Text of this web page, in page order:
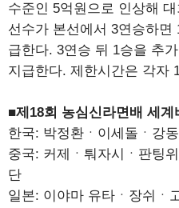
수준인 5억원으로 인상해
선수가 본선에서 3연승하면
급한다. 3연승 뒤 1승을 추
지급한다. 제한시간은 각자
■제18회 농심신라면배 세
한국: 박정환ㆍ이세돌ㆍ강
중국: 커제ㆍ퉈자시ㆍ판팅
단
일본: 이야마 유타ㆍ장쉬ㆍ